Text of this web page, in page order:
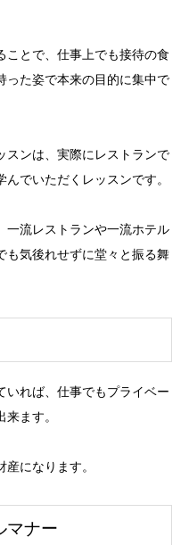
ことで、仕事上でも接待の食
った姿で本来の目的に集中で
スンは、実際にレストランで
でいただくレッスンです。
一流レストランや一流ホテル
も気後れせずに堂々と振る舞
いれば、仕事でもプライベー
ます。
になります。
マナー